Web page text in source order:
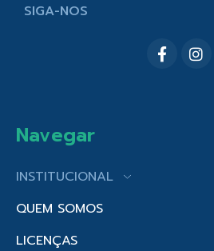
SIGA-NOS
Navegar
INSTITUCIONAL
QUEM SOMOS
LICENÇAS